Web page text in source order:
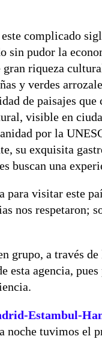
complicado
sin pudor la
riqueza
y verdes
de paisajes
visible en
por la
su exquisita
buscan una
para visitar este
nos respetaron;
grupo, a través de
esta agencia,
Estambul-
noche tuvimos el